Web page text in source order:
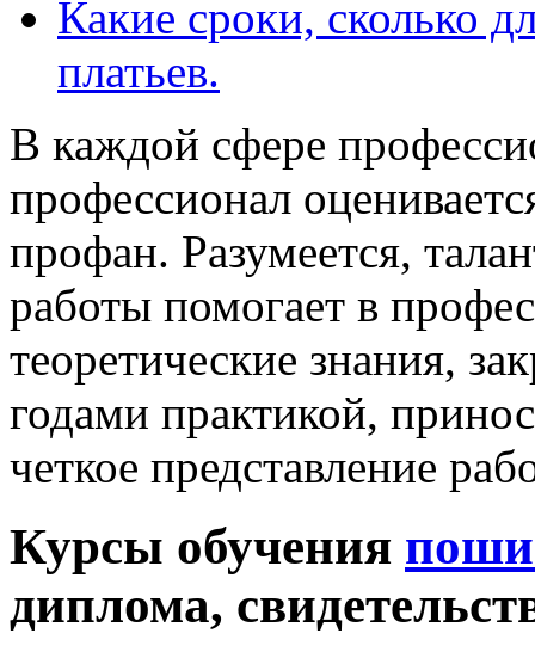
Какие сроки, сколько
платьев.
В каждой сфере
профессионал
профан. Разумеется,
работы помогает в
теоретические знания,
годами практикой,
четкое представление
Курсы обучения
диплома,